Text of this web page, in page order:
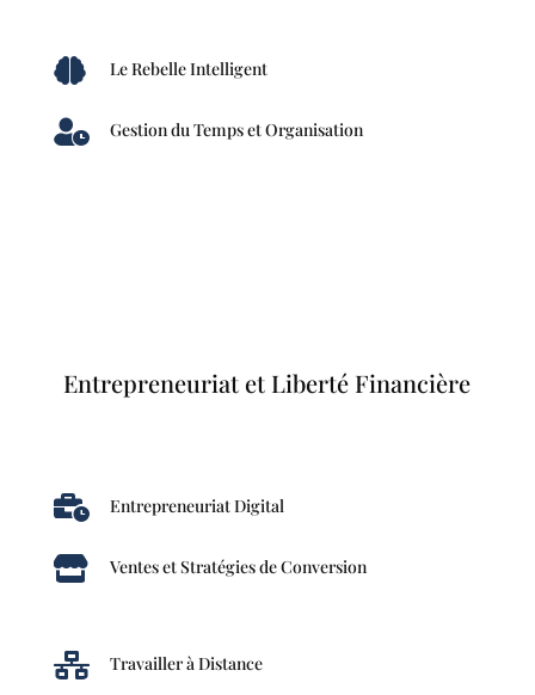
 Le Rebelle Intelligent
 Gestion du Temps et Organisation
Entrepreneuriat et Liberté Financière
 Entrepreneuriat Digital
 Ventes et Stratégies de Conversion
 Travailler à Distance